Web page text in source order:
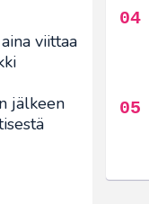
viittaa
jälkeen